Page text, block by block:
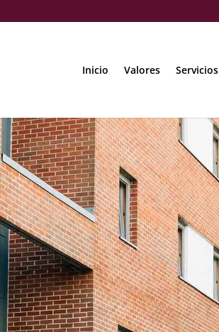
Inicio Valores Servicios